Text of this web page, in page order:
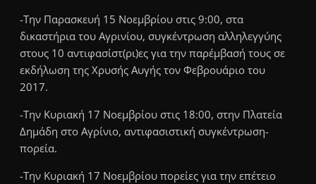
-Την Παρασκευή 15 Νοεμβρίου στις 9:00, στα
δικαστήρια του Αγρινίου, συγκέντρωση αλληλεγγύης
στους 10 αντιφασίστ(ρι)ες για την παρέμβασή τους σε
εκδήλωση της Χρυσής Αυγής τον Φεβρουάριο του
2017.
-Την Κυριακή 17 Νοεμβρίου στις 18:00, στην Πλατεία
Δημάδη στο Αγρίνιο, αντιφασιστική συγκέντρωση-
πορεία.
-Την Κυριακή 17 Νοεμβρίου πορείες για την επέτειο